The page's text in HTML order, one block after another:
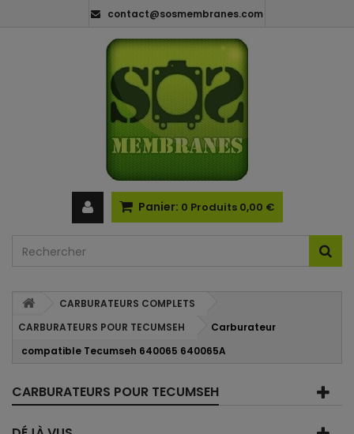
contact@sosmembranes.com
Panier: 0 Produits 0,00 €
CARBURATEURS COMPLETS
CARBURATEURS POUR TECUMSEH
Carburateur
compatible Tecumseh 640065 640065A
CARBURATEURS POUR TECUMSEH